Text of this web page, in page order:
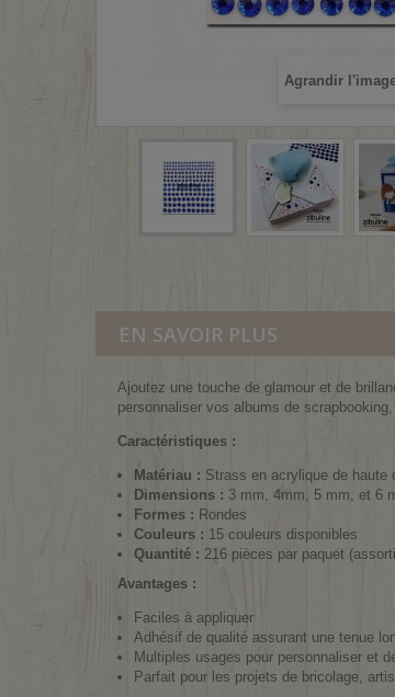
Agrandir
EN SAVOIR PLUS
Ajoutez une touche de glamour et de
personnaliser vos albums de
Caractéristiques :
Matériau : Strass en acrylique de haute
Dimensions : 3 mm, 4mm, 5 mm, et 6
Formes : Rondes
Couleurs : 15 couleurs disponibles
Quantité : 216 pièces par paquet
Avantages :
Faciles à appliquer
Adhésif de qualité assurant une tenue
Multiples usages pour personnaliser et
Parfait pour les projets de bricolage,